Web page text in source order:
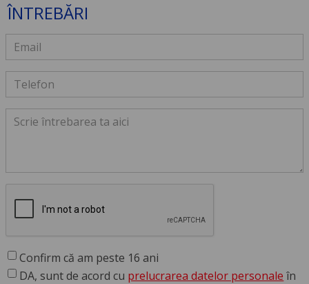
ÎNTREBĂRI
Confirm că am peste 16 ani
DA, sunt de acord cu prelucrarea datelor personale în